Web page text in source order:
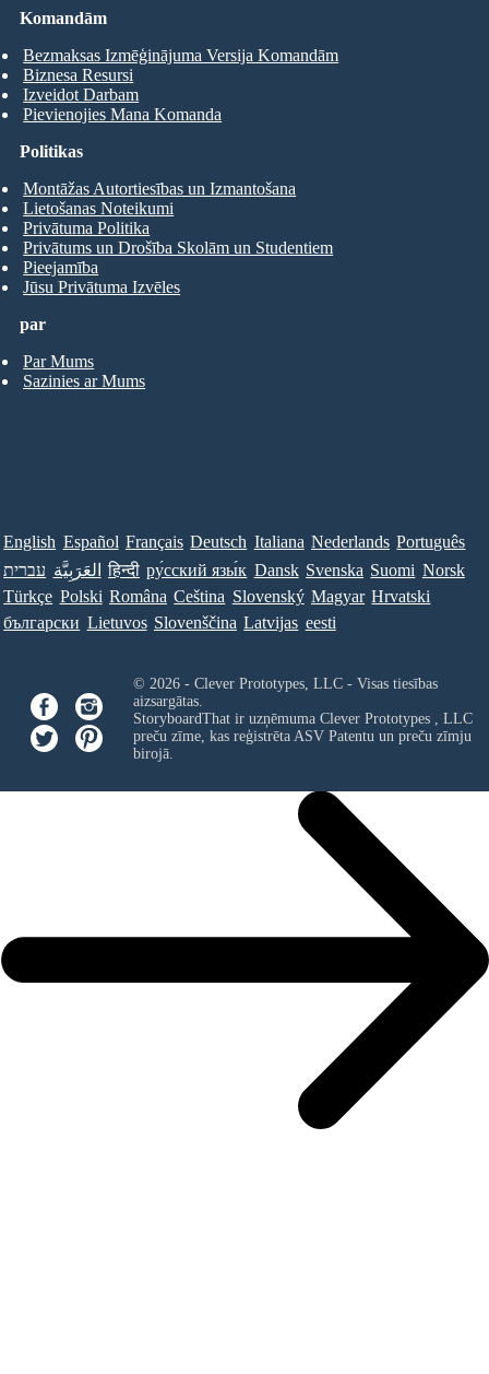
Komandām
Bezmaksas Izmēģinājuma Versija Komandām
Biznesa Resursi
Izveidot Darbam
Pievienojies Mana Komanda
par
Par Mums
Sazinies ar Mums
Politikas
Montāžas Autortiesības un Izmantošana
Lietošanas Noteikumi
Privātuma Politika
Privātums un Drošība Skolām un Studentiem
Pieejamība
Jūsu Privātuma Izvēles
English Español Français Deutsch Italiana Nederlands Português
עברית العَرَبِيَّة हिन्दी ру́сский язы́к Dansk Svenska Suomi Norsk
Türkçe Polski Româna Ceština Slovenský Magyar Hrvatski
български Lietuvos Slovenščina Latvijas eesti
© 2026 - Clever Prototypes, LLC - Visas tiesības
aizsargātas.
StoryboardThat ir uzņēmuma Clever Prototypes , LLC
preču zīme, kas reģistrēta ASV Patentu un preču zīmju
birojā.